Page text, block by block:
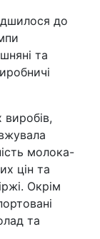
до
та
виробів,
молока-
цін та
Окрім
та